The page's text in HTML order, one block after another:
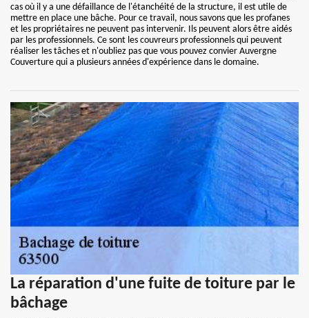
cas où il y a une défaillance de l'étanchéité de la structure, il est utile de
mettre en place une bâche. Pour ce travail, nous savons que les profanes
et les propriétaires ne peuvent pas intervenir. Ils peuvent alors être aidés
par les professionnels. Ce sont les couvreurs professionnels qui peuvent
réaliser les tâches et n'oubliez pas que vous pouvez convier Auvergne
Couverture qui a plusieurs années d'expérience dans le domaine.
La réparation d'une fuite de toiture par le
bâchage